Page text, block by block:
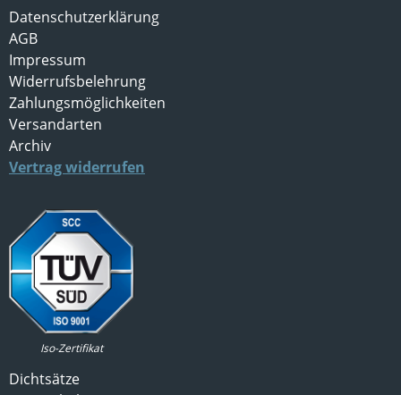
Datenschutzerklärung
AGB
Impressum
Widerrufsbelehrung
Zahlungsmöglichkeiten
Versandarten
Archiv
Vertrag widerrufen
Iso-Zertifikat
Dichtsätze